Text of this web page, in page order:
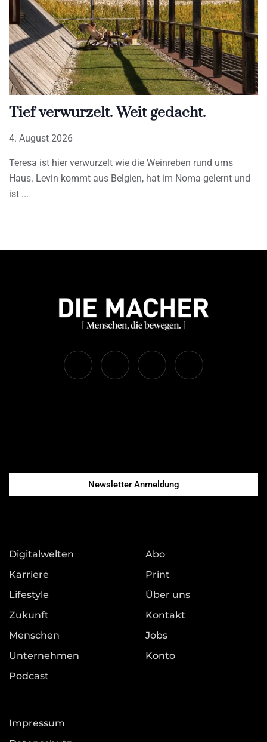
Tief verwurzelt. Weit gedacht.
4. August 2026
Teresa ist hier verwurzelt wie die Weinreben rund ums
Haus. Levin kommt aus Belgien, hat im Noma gelernt und
ist
Newsletter Anmeldung
Digitalwelten
Karriere
Lifestyle
Zukunft
Menschen
Unternehmen
Podcast
Abo
Print
Über uns
Kontakt
Jobs
Konto
Impressum